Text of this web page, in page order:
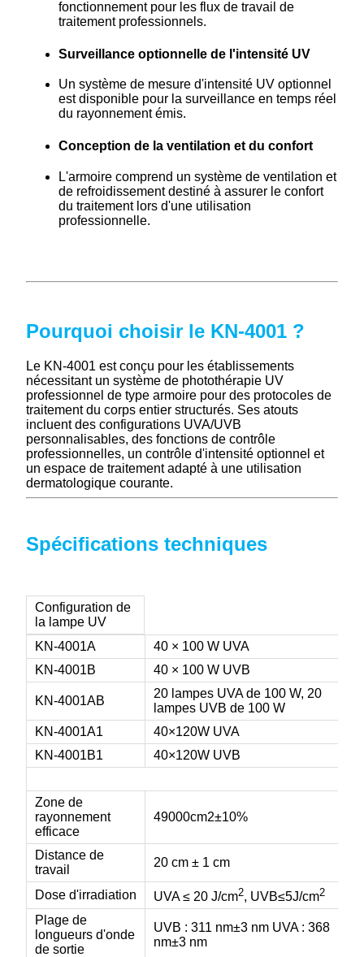
fonctionnement pour les flux de travail de
traitement professionnels.
Surveillance optionnelle de l'intensité UV
Un système de mesure d'intensité UV optionnel
est disponible pour la surveillance en temps réel
du rayonnement émis.
Conception de la ventilation et du confort
L'armoire comprend un système de ventilation et
de refroidissement destiné à assurer le confort
du traitement lors d'une utilisation
professionnelle.
Pourquoi choisir le KN-4001 ?
Le KN-4001 est conçu pour les établissements
nécessitant un système de photothérapie UV
professionnel de type armoire pour des protocoles de
traitement du corps entier structurés. Ses atouts
incluent des configurations UVA/UVB
personnalisables, des fonctions de contrôle
professionnelles, un contrôle d'intensité optionnel et
un espace de traitement adapté à une utilisation
dermatologique courante.
Spécifications techniques
Configuration de
la lampe UV
KN-4001A
40 × 100 W UVA
KN-4001B
40 × 100 W UVB
KN-4001AB
20 lampes UVA de 100 W, 20
lampes UVB de 100 W
KN-4001A1
40×120W UVA
KN-4001B1
40×120W UVB
Zone de
rayonnement
efficace
49000cm2±10%
Distance de
travail
20 cm ± 1 cm
Dose d'irradiation UVA ≤ 20 J/cm2, UVB≤5J/cm2
Plage de
longueurs d'onde
de sortie
UVB : 311 nm±3 nm UVA : 368
nm±3 nm